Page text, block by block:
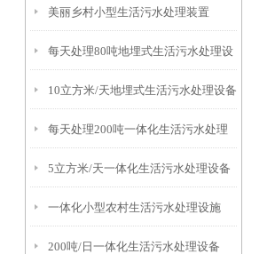
美丽乡村小型生活污水处理装置
每天处理80吨地埋式生活污水处理设
备
10立方米/天地埋式生活污水处理设备
每天处理200吨一体化生活污水处理
设备
5立方米/天一体化生活污水处理设备
一体化小型农村生活污水处理设施
200吨/日一体化生活污水处理设备